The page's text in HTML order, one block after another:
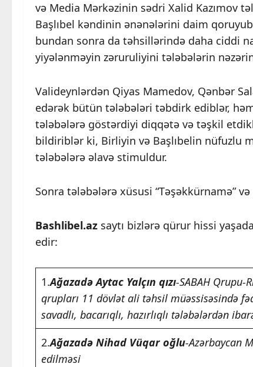
və Media Mərkəzinin sədri Xalid Kazımov
Başlıbel kəndinin ənənələrini daim
bundan sonra da təhsillərində daha ciddi
yiyələnməyin zəruruliyini tələbələrin
Valideynlərdən Qiyas Mamedov, Qənbər
edərək bütün tələbələri təbdirk ediblər,
tələbələrə göstərdiyi diqqətə və təşkil
bildiriblər ki, Birliyin və Başlıbelin nüfuzlu
tələbələrə əlavə stimuldur.
Sonra tələbələrə xüsusi “Təşəkkürnamə”
Bashlibel.az saytı bizlərə qürur hissi
edir:
1.Ağazadə Aytac Yalçın qızı-SABAH Qrupu-
qrupları 11 dövlət ali təhsil müəssisəsində
savadlı, bacarıqlı, hazırlıqlı tələbələrdən
2.Ağazadə Nihad Vüqar oğlu-Azərbaycan
edilməsi